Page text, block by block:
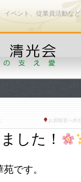
イベント、従業員活動な
お房観音へ外
した！
です。